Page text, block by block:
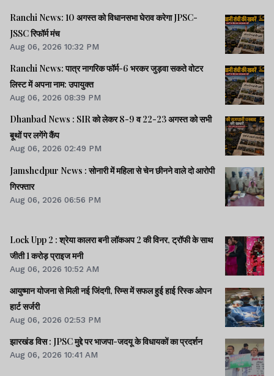
Ranchi News: 10 अगस्त को विधानसभा घेराव करेगा JPSC-
JSSC रिफॉर्म मंच
Aug 06, 2026 10:32 PM
Ranchi News: पात्र नागरिक फॉर्म-6 भरकर जुड़वा सकते वोटर
लिस्ट में अपना नाम: उपायुक्त
Aug 06, 2026 08:39 PM
Dhanbad News : SIR को लेकर 8-9 व 22-23 अगस्त को सभी
बूथों पर लगेंगे कैंप
Aug 06, 2026 02:49 PM
Jamshedpur News : सोनारी में महिला से चेन छीनने वाले दो आरोपी
गिरफ्तार
Aug 06, 2026 06:56 PM
Lock Upp 2 : श्रेया कालरा बनी लॉकअप 2 की विनर, ट्रॉफी के साथ
जीती 1 करोड़ प्राइज मनी
Aug 06, 2026 10:52 AM
आयुष्मान योजना से मिली नई जिंदगी, रिम्स में सफल हुई हाई रिस्क ओपन
हार्ट सर्जरी
Aug 06, 2026 02:53 PM
झारखंड विस : JPSC मुद्दे पर भाजपा-जदयू के विधायकों का प्रदर्शन
Aug 06, 2026 10:41 AM